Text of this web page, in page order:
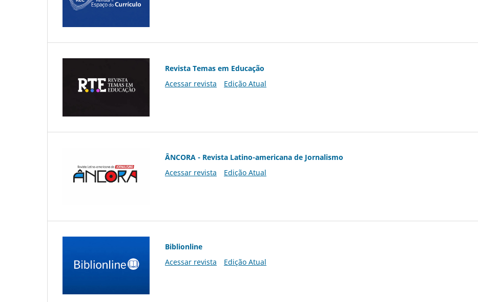
Revista Temas em Educação
Acessar revista
Edição Atual
ÂNCORA - Revista Latino-americana de Jornalismo
Acessar revista
Edição Atual
Biblionline
Acessar revista
Edição Atual